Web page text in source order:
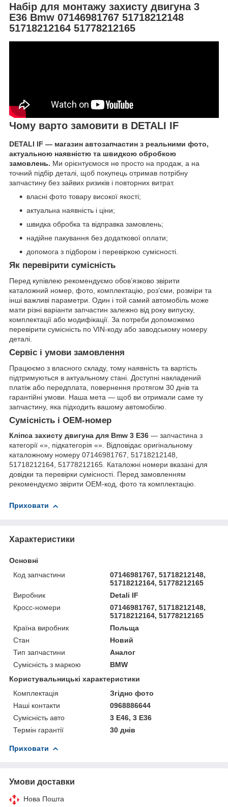
Набір для монтажу захисту двигуна 3
E36 Bmw 07146981767 51718212148
51718212164 51778212165
Чому варто замовити в DETALI IF
DETALI IF — магазин автозапчастин з реальними фото,
актуальною наявністю та швидкою обробкою
замовлень. Ми орієнтуємося не просто на продаж, а на
точний підбір деталі, щоб покупець отримав потрібну
запчастину без зайвих ризиків і повторних витрат.
власні фото товару високої якості;
актуальна наявність і ціни;
швидка обробка та відправка замовлень;
надійне пакування без додаткової оплати;
допомога з підбором і перевіркою сумісності.
Як перевірити сумісність
Перед купівлею рекомендуємо обов’язково звірити
каталожний номер, фото, комплектацію, роз’єми, розміри та
інші важливі параметри. Один і той самий автомобіль може
мати різні варіанти запчастин залежно від року випуску,
комплектації або модифікації. За потреби допоможемо
перевірити сумісність по VIN-коду або заводському номеру
деталі.
Сервіс і умови замовлення
Працюємо з власного складу, тому наявність та вартість
підтримуються в актуальному стані. Доступні накладений
платіж або передплата, повернення протягом 30 днів та
гарантійні умови. Наша мета — щоб ви отримали саме ту
запчастину, яка підходить вашому автомобілю.
Сумісність і OEM-номер
Кліпса захисту двигуна для Bmw 3 E36 — запчастина з
категорії «», підкатегорія «». Відповідає оригінальному
каталожному номеру 07146981767, 51718212148,
51718212164, 51778212165. Каталожні номери вказані для
довідки та перевірки сумісності. Перед замовленням
рекомендуємо звірити OEM-код, фото та комплектацію.
Приховати
Характеристики
Основні
Код запчастини
07146981767, 51718212148,
51718212164, 51778212165
Виробник
Detali IF
Кросс-номери
07146981767, 51718212148,
51718212164, 51778212165
Країна виробник
Польща
Стан
Новий
Тип запчастини
Аналог
Сумісність з маркою
BMW
Користувальницькі характеристики
Комплектація
Згідно фото
Наші контакти
0968886644
Сумісність авто
3 E46, 3 E36
Термін гарантії
30 днів
Приховати
Умови доставки
Нова Пошта